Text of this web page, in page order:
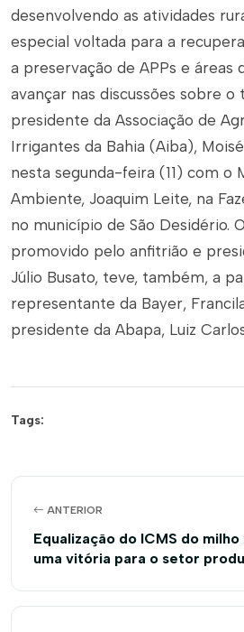
desenvolvendo as atividades
especial voltada para a
a preservação de APPs e áreas
avançar nas discussões sobre
presidente da Associação de
Irrigantes da Bahia (Aiba),
nesta segunda-feira (11) com o
Ambiente, Joaquim Leite, na
no município de São Desidério.
promovido pelo anfitrião e
Júlio Busato, teve, também, a
representante da Bayer,
presidente da Abapa, Luiz
Tags:
ANTERIOR
Equalização do ICMS do milho
uma vitória para o setor